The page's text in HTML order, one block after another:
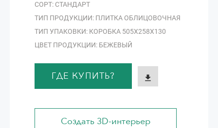
СОРТ: СТАНДАРТ
ТИП ПРОДУКЦИИ: ПЛИТКА ОБЛИЦОВОЧНАЯ
ТИП УПАКОВКИ: КОРОБКА 505Х258Х130
ЦВЕТ ПРОДУКЦИИ: БЕЖЕВЫЙ
ГДЕ КУПИТЬ?
Создать 3D-интерьер